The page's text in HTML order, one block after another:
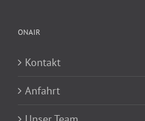
ONAIR
Kontakt
Anfahrt